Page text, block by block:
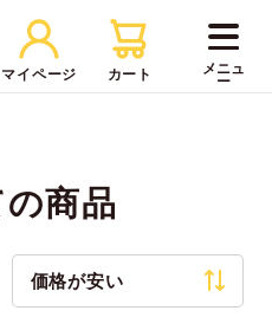
マイページ カート
商品
価格が安い